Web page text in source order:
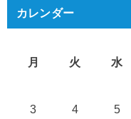
カレンダー
月
火 水
3
4 5